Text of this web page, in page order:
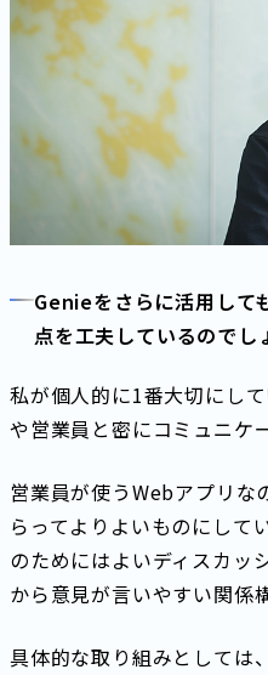
Genieをさらに活用して
点を工夫しているのでし
私が個人的に1番大切にし
や営業員と密にコミュニケ
営業員が使うWebアプリな
らってよりよいものにして
のためにはよいディスカッ
から意見が言いやすい関係
具体的な取り組みとしては